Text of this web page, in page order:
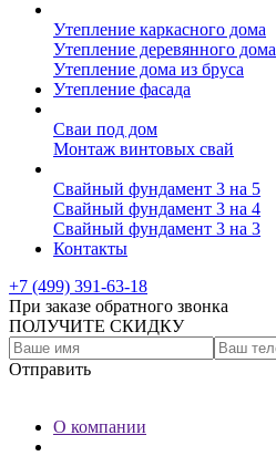
Утепление каркасного дома
Утепление деревянного дома
Утепление дома из бруса
Утепление фасада
Сваи под дом
Монтаж винтовых свай
Свайный фундамент 3 на 5
Свайный фундамент 3 на 4
Свайный фундамент 3 на 3
Контакты
+7 (499) 391-63-18
При заказе обратного звонка
ПОЛУЧИТЕ СКИДКУ
Отправить
О компании